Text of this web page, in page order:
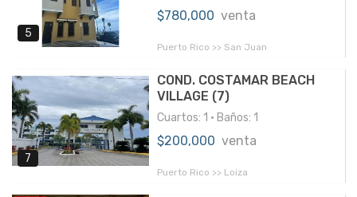
5
$780,000 venta
Puerto Rico >> San Juan
7
COND. COSTAMAR BEACH
VILLAGE (7)
Cuartos: 1 • Baños: 1
$200,000 venta
Puerto Rico >> Loiza